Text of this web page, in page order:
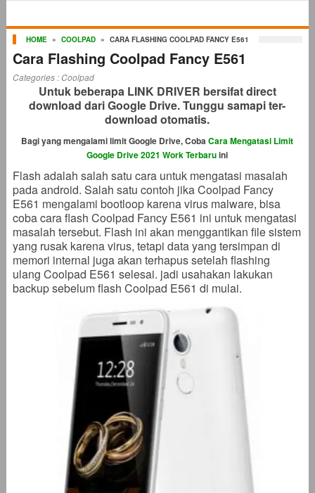
HOME » COOLPAD » CARA FLASHING COOLPAD FANCY E561
Cara Flashing Coolpad Fancy E561
Categories : Coolpad
Untuk beberapa LINK DRIVER bersifat direct
download dari Google Drive. Tunggu samapi ter-
download otomatis.
Bagi yang mengalami limit Google Drive, CobaCara Mengatasi Limit
Google Drive 2021 Work Terbaruini
Flash adalah salah satu cara untuk mengatasi masalah
pada android. Salah satu contoh jika Coolpad Fancy
E561 mengalami bootloop karena virus malware, bisa
coba cara flash Coolpad Fancy E561 ini untuk mengatasi
masalah tersebut. Flash ini akan menggantikan file sistem
yang rusak karena virus, tetapi data yang tersimpan di
memori internal juga akan terhapus setelah flashing
ulang Coolpad E561 selesai. jadi usahakan lakukan
backup sebelum flash Coolpad E561 di mulai.